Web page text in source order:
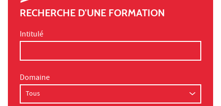
RECHERCHE D'UNE FORMATION
Intitulé
Domaine